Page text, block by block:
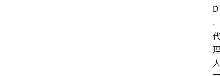
D
.
代
理
人